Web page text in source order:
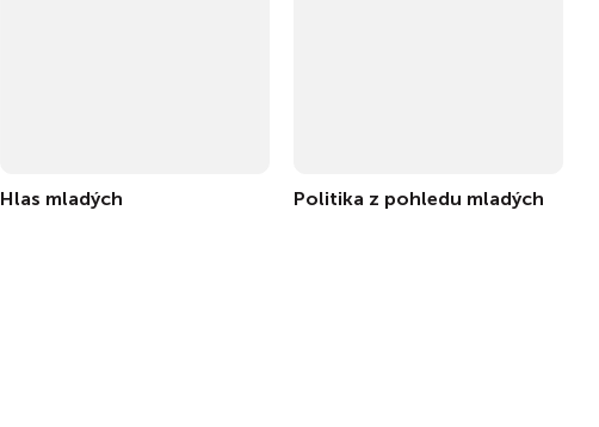
Hlas mladých Politika z pohledu mladých